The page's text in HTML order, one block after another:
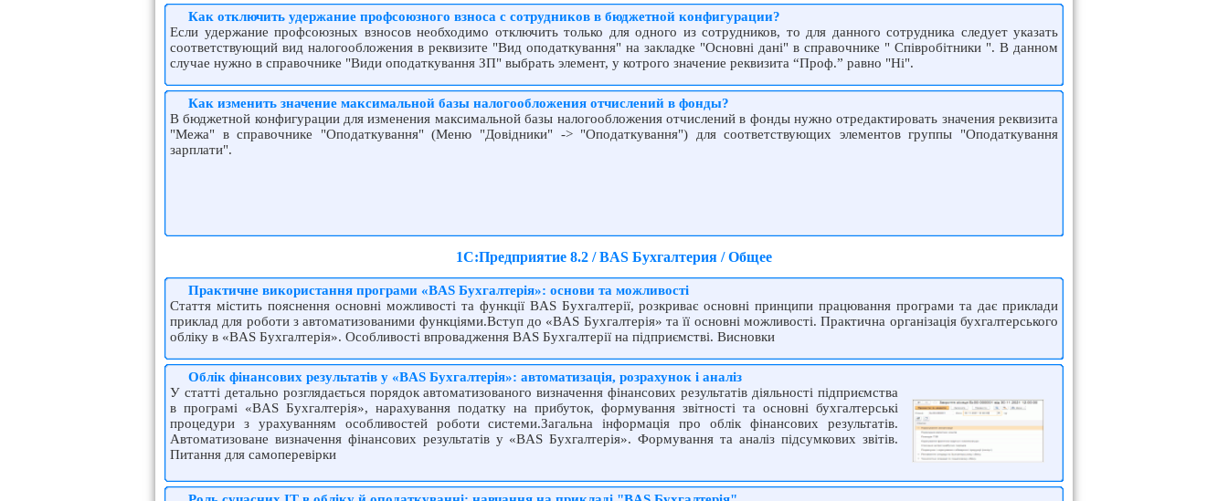
Как отключить удержание профсоюзного взноса с сотрудников в бюджетной конфигурации?
Если удержание профсоюзных взносов необходимо отключить только для одного из сотрудников, то для данного сотрудника следует указать
соответствующий вид налогообложения в реквизите "Вид оподаткування" на закладке "Основні дані" в справочнике " Співробітники ". В данном
случае нужно в справочнике "Види оподаткування ЗП" выбрать элемент, у котрого значение реквизита “Проф.” равно "Ні".
Как изменить значение максимальной базы налогообложения отчислений в фонды?
В бюджетной конфигурации для изменения максимальной базы налогообложения отчислений в фонды нужно отредактировать значения реквизита
"Межа" в справочнике "Оподаткування" (Меню "Довідники" -> "Оподаткування") для соответствующих элементов группы "Оподаткування
зарплати".
1С:Предприятие 8.2 / BAS Бухгалтерия / Общее
Практичне використання програми «BAS Бухгалтерія»: основи та можливості
Стаття містить пояснення основні можливості та функції BAS Бухгалтерії, розкриває основні принципи працювання програми та дає приклади
приклад для роботи з автоматизованими функціями.Вступ до «BAS Бухгалтерія» та її основні можливості. Практична організація бухгалтерського
обліку в «BAS Бухгалтерія». Особливості впровадження BAS Бухгалтерії на підприємстві. Висновки
Облік фінансових результатів у «BAS Бухгалтерія»: автоматизація, розрахунок і аналіз
У статті детально розглядається порядок автоматизованого визначення фінансових результатів діяльності підприємства
в програмі «BAS Бухгалтерія», нарахування податку на прибуток, формування звітності та основні бухгалтерські
процедури з урахуванням особливостей роботи системи.Загальна інформація про облік фінансових результатів.
Автоматизоване визначення фінансових результатів у «BAS Бухгалтерія». Формування та аналіз підсумкових звітів.
Питання для самоперевірки